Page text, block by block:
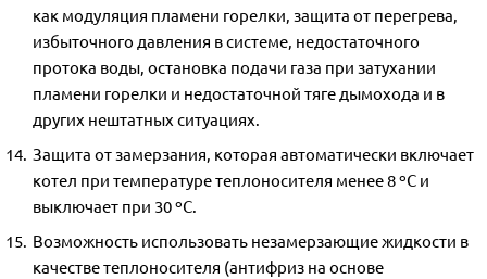
как модуляция пламени горелки, защита от перегрева,
избыточного давления в системе, недостаточного
протока воды, остановка подачи газа при затухании
пламени горелки и недостаточной тяге дымохода и в
других нештатных ситуациях.
Защита от замерзания, которая автоматически включает
котел при температуре теплоносителя менее 8 ºС и
выключает при 30 ºС.
Возможность использовать незамерзающие жидкости в
качестве теплоносителя (антифриз на основе